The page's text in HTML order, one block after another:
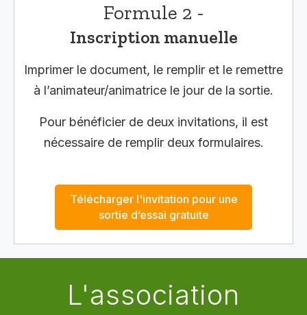
Formule 2 -
Inscription manuelle
Imprimer le document, le remplir et le remettre
à l’animateur/animatrice le jour de la sortie.
Pour bénéficier de deux invitations, il est
nécessaire de remplir deux formulaires.
Télécharger l'invitation pour une
sortie d’essai gratuite
L'association